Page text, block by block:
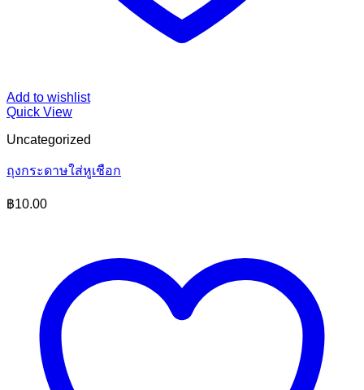
Add to wishlist
Quick View
Uncategorized
ถุงกระดาษใส่หูเชือก
฿10.00